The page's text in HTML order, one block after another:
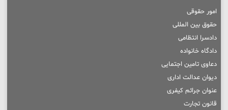
امور حقوقی
حقوق بین المللی
دادسرا انتظامی
دادگاه خانواده
دعاوی تامین اجتمایی
دیوان عدالت اداری
عنوان جرائم کیفری
قانون تجارت